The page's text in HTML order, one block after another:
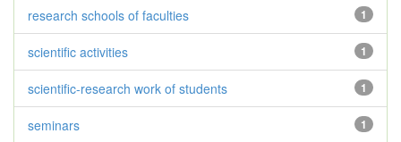
1
research schools of faculties
1
scientific activities
1
scientific-research work of students
1
seminars